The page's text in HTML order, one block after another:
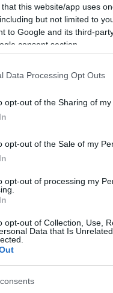
that this website/app uses
but not limited to
to Google and its third-
consent section.
Data Processing Opt Outs
opt-out of the Sharing of my
opt-out of the Sale of my
opt-out of processing my
opt-out of Collection, Use,
Data that Is
Ti meg
jön szembe GSO-n
a legjobbakat,